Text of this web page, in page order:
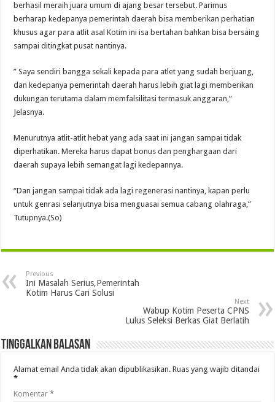
berhasil meraih juara umum di ajang besar tersebut. Parimus
berharap kedepanya pemerintah daerah bisa memberikan perhatian
khusus agar para atlit asal Kotim ini isa bertahan bahkan bisa bersaing
sampai ditingkat pusat nantinya.
” Saya sendiri bangga sekali kepada para atlet yang sudah berjuang,
dan kedepanya pemerintah daerah harus lebih giat lagi memberikan
dukungan terutama dalam memfalsilitasi termasuk anggaran,”
Jelasnya.
Menurutnya atlit-atlit hebat yang ada saat ini jangan sampai tidak
diperhatikan. Mereka harus dapat bonus dan penghargaan dari
daerah supaya lebih semangat lagi kedepannya.
“Dan jangan sampai tidak ada lagi regenerasi nantinya, kapan perlu
untuk genrasi selanjutnya bisa menguasai semua cabang olahraga,”
Tutupnya.(So)
Previous
Ini Masalah Serius,Pemerintah
Kotim Harus Cari Solusi
Next
Wabup Kotim Peserta CPNS
Lulus Seleksi Berkas Giat Berlatih
Tinggalkan Balasan
Alamat email Anda tidak akan dipublikasikan. Ruas yang wajib ditandai
*
Komentar*